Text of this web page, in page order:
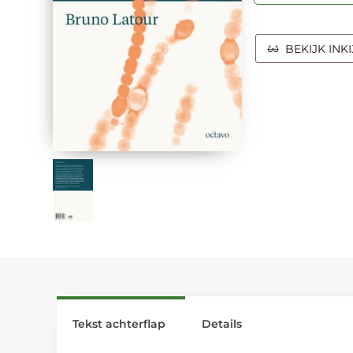
BEKIJK
Tekst achterflap Details